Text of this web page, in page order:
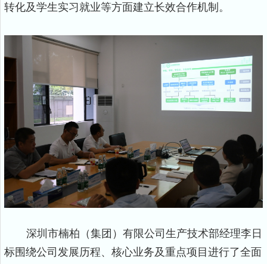
转化及学生实习就业等方面建立长效合作机制。
深圳市楠柏（集团）有限公司生产技术部经理李日
标围绕公司发展历程、核心业务及重点项目进行了全面